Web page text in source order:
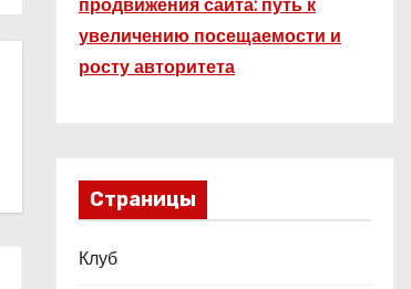
увеличению посещаемости и
росту авторитета
Страницы
Клуб